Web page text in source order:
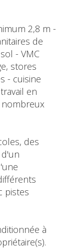
2,8 m -
de
- VMC
stores
- cuisine
en
nombreux
des
pistes
à